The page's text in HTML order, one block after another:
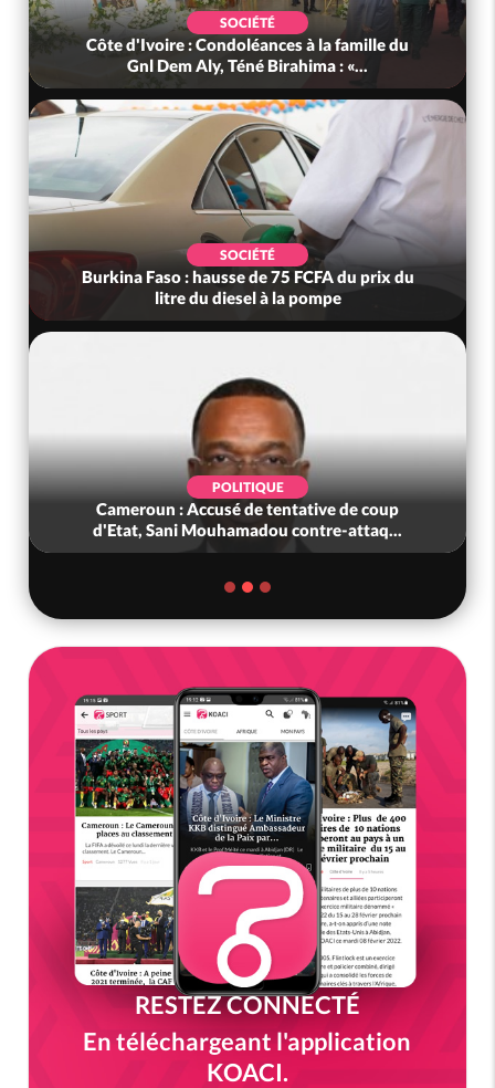
SOCIÉTÉ
Côte d'Ivoire : Condoléances à la famille du
Gnl Dem Aly, Téné Birahima : «...
SOCIÉTÉ
Burkina Faso : hausse de 75 FCFA du prix du
litre du diesel à la pompe
POLITIQUE
Cameroun : Accusé de tentative de coup
d'Etat, Sani Mouhamadou contre-attaq...
RESTEZ CONNECTÉ
En téléchargeant l'application
KOACI.